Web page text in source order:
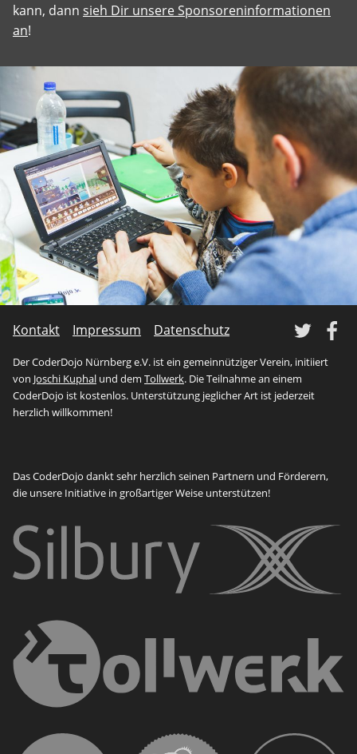
kann, dann sieh Dir unsere Sponsoreninformationen
an!
Kontakt Impressum Datenschutz
Der CoderDojo Nürnberg e.V. ist ein gemeinnütziger Verein, initiiert
von Joschi Kuphal und dem Tollwerk. Die Teilnahme an einem
CoderDojo ist kostenlos. Unterstützung jeglicher Art ist jederzeit
herzlich willkommen!
Das CoderDojo dankt sehr herzlich seinen Partnern und Förderern,
die unsere Initiative in großartiger Weise unterstützen!